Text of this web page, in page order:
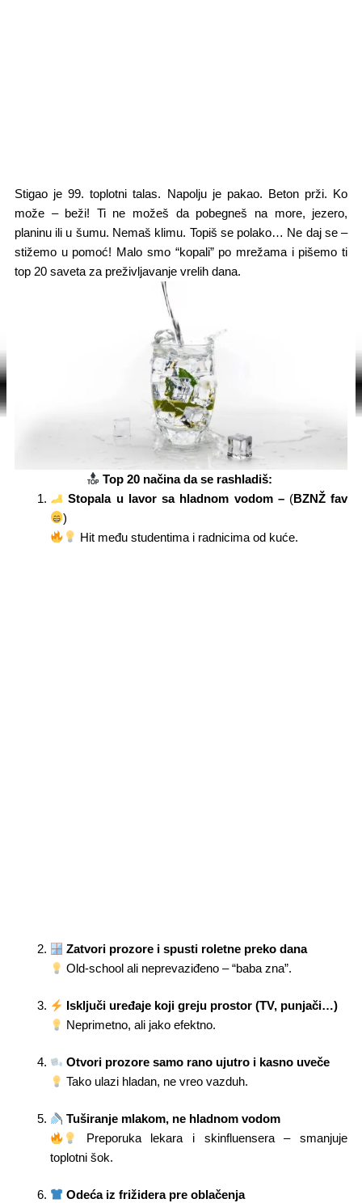
Stigao je 99. toplotni talas. Napolju je pakao. Beton prži. Ko
može – beži! Ti ne možeš da pobegneš na more, jezero,
planinu ili u šumu. Nemaš klimu. Topiš se polako… Ne daj se –
stižemo u pomoć! Malo smo “kopali” po mrežama i pišemo ti
top 20 saveta za preživljavanje vrelih dana.
Top 20 načina da se rashladiš:
Stopala u lavor sa hladnom vodom – (BZNŽ fav
)
Hit među studentima i radnicima od kuće.
Zatvori prozore i spusti roletne preko dana
Old-school ali neprevaziđeno – “baba zna”.
Isključi uređaje koji greju prostor (TV, punjači…)
Neprimetno, ali jako efektno.
Otvori prozore samo rano ujutro i kasno uveče
Tako ulazi hladan, ne vreo vazduh.
Tuširanje mlakom, ne hladnom vodom
Preporuka lekara i skinfluensera – smanjuje
toplotni šok.
Odeća iz frižidera pre oblačenja